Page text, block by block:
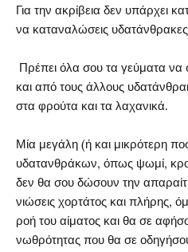
Για την ακρίβεια δεν υπάρχει
να καταναλώσεις
Πρέπει όλα σου τα γεύματα να
και από τους άλλους
στα φρούτα και τα λαχανικά.
Μία μεγάλη (ή και μικρότερη
υδατανθράκων, όπως ψωμί,
δεν θα σου δώσουν την
νιώσεις χορτάτος και πλήρης,
ροή του αίματος και θα σε
νωθρότητας που θα σε